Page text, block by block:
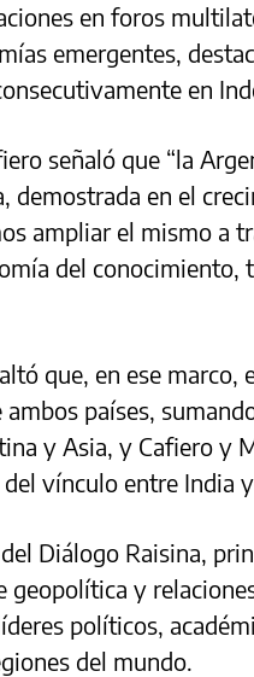
en foros
emergentes,
en
señaló que “la
demostrada en el
ampliar el mismo a
del conocimiento,
que, en ese marco,
países,
y Asia, y Cafiero y
vínculo entre India
Diálogo Raisina,
geopolítica y
políticos,
del mundo.